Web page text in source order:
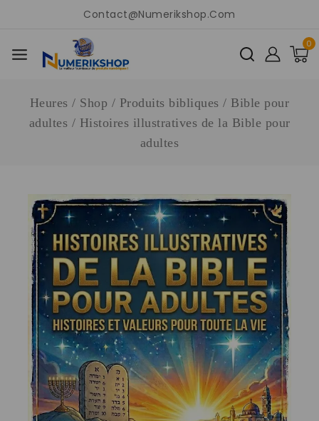
Contact@numerikshop.com
0
Heures / Shop / Produits bibliques / Bible pour
adultes / Histoires illustratives de la Bible pour
adultes